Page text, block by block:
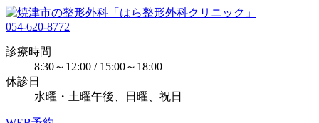
054-620-8772
診療時間
8:30～12:00 / 15:00～18:00
休診日
水曜・土曜午後、日曜、祝日